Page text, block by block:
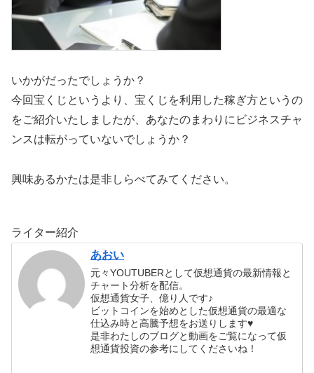
いかがだったでしょうか？
今回宝くじというより、宝くじを利用した稼ぎ方というの
をご紹介いたしましたが、あなたのまわりにビジネスチャ
ンスは転がっていないでしょうか？
興味あるかたは是非しらべてみてください。
ライター紹介
あおい
元々YOUTUBERとして仮想通貨の最新情報と
チャート分析を配信。
仮想通貨女子、億り人です♪
ビットコインを始めとした仮想通貨の最適な
仕込み時と高騰予想をお送りします♥
是非わたしのブログと動画をご覧になって仮
想通貨投資の参考にしてくださいね！